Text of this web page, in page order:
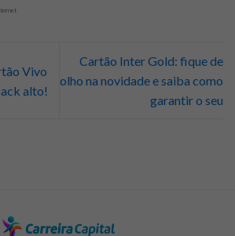
Vivo
alto!
Cartão Inter Gold: fique de
olho na novidade e saiba como
garantir o seu